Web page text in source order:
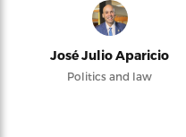
José Julio Aparicio
Politics and law